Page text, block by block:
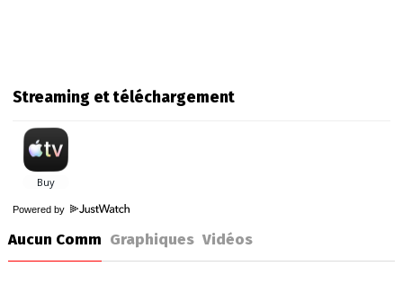
Streaming et téléchargement
Powered by
Aucun Comm Graphiques Vidéos